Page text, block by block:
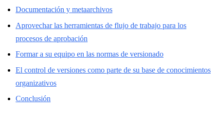
Documentación y metaarchivos
Aprovechar las herramientas de flujo de trabajo para los
procesos de aprobación
Formar a su equipo en las normas de versionado
El control de versiones como parte de su base de conocimientos
organizativos
Conclusión